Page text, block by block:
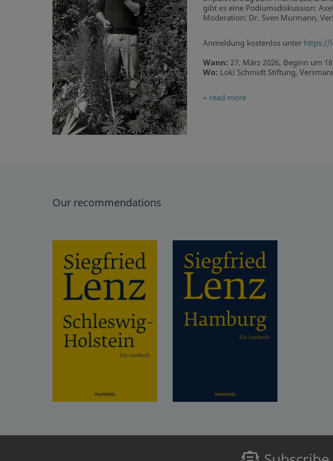
gibt es eine Podiumsdiskussion:
Moderation: Dr. Sven Murmann,
Anmeldung kostenlos unter https://
Wann: 27. März 2026, Beginn um
Wo: Loki Schmidt Stiftung,
» read more
Our recommendations